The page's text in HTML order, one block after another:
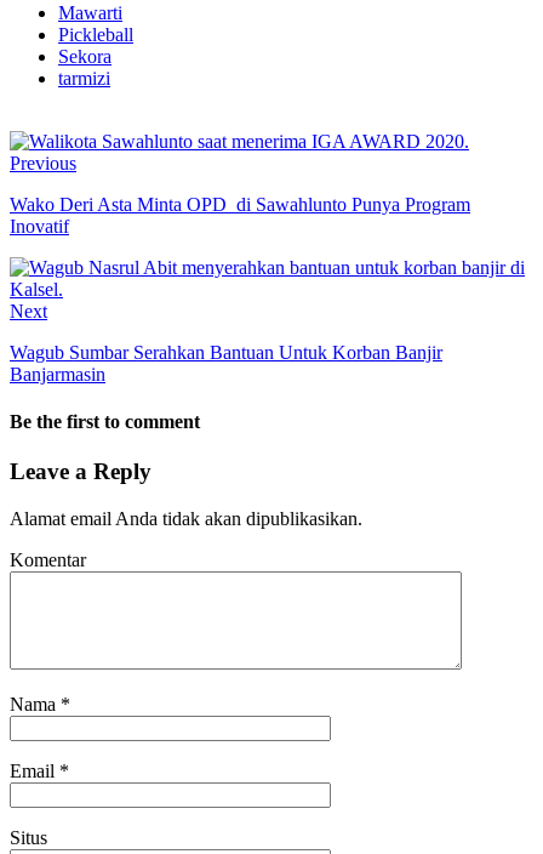
Mawarti
Pickleball
Sekora
tarmizi
Previous
Wako Deri Asta Minta OPD di Sawahlunto Punya Program
Inovatif
Next
Wagub Sumbar Serahkan Bantuan Untuk Korban Banjir
Banjarmasin
Be the first to comment
Leave a Reply
Alamat email Anda tidak akan dipublikasikan.
Komentar
Nama *
Email *
Situs